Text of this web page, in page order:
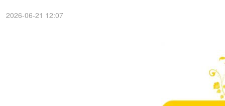
2026-06-21 12:07